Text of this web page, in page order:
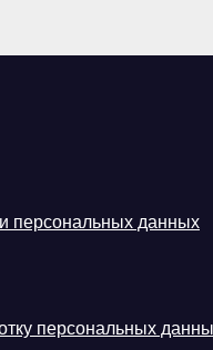
персональных данных
персональных